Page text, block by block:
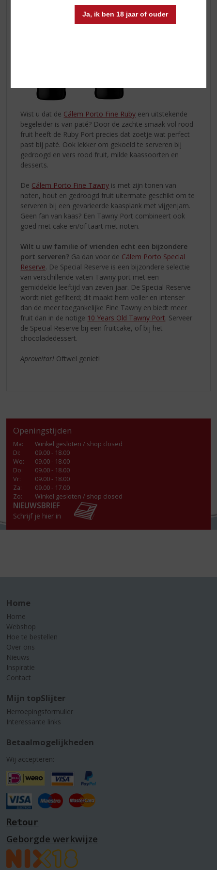
Ja, ik ben 18 jaar of ouder
Wist u dat de Cálem Porto Fine Ruby een uitstekende
begeleider is van paté? Door de zachte smaak vol rood
fruit heeft de Ruby Port precies dat zoetje wat perfect
past bij paté. Ook lekker om gekoeld te serveren bij
gedroogd en vers rood fruit, milde kaassoorten en
desserts.
De Cálem Porto Fine Tawny is met zijn tonen van
noten, hout en gedroogd fruit uitermate geschikt om te
serveren bij een gevarieerde kaasplank met vijgenjam.
Geen fan van kaas? Een Tawny Port combineert ook
goed met cake en/of taart met noten.
Wilt u uw familie of vrienden echt een bijzondere
port serveren? Ga dan voor de Cálem Porto Special
Reserve. De Special Reserve is een bijzondere selectie
van verschillende vaten Tawny port met een
gemiddelde leeftijd van zeven jaar. De Special Reserve
wordt niet gefilterd; dit maakt hem voller en intenser
dan de meer toegankelijke Fine Tawny en biedt meer
fruit dan in de notige 10 Years Old Tawny Port. Serveer
de Special Reserve bij een fruitcake, of bij het
chocoladedessert.
Aproveitar! Oftwel geniet!
Openingstijden
Ma:
Winkel gesloten / shop closed
Di:
09.00 - 18.00
Wo:
09.00 - 18.00
Do:
09.00 - 18.00
Vr:
09.00 - 18.00
Za:
09.00 - 17.00
Zo:
Winkel gesloten / shop closed
NIEUWSBRIEF
Schrijf je hier in
Home
Home
Webshop
Hoe te bestellen
Over ons
Nieuws
Inspiratie
Contact
Mijn topSlijter
Herroepingsformulier
Interessante links
Betaalmogelijkheden
Wij accepteren:
Retour
Geborgde werkwijze